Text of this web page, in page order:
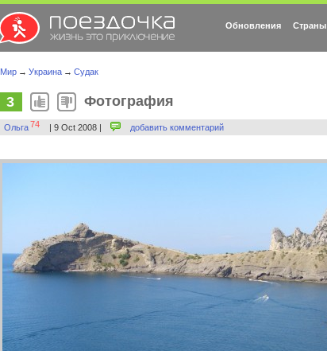
Обновления Страны
Мир → Украина → Судак
3 Фотография
Ольга74 | 9 Oct 2008 | добавить комментарий